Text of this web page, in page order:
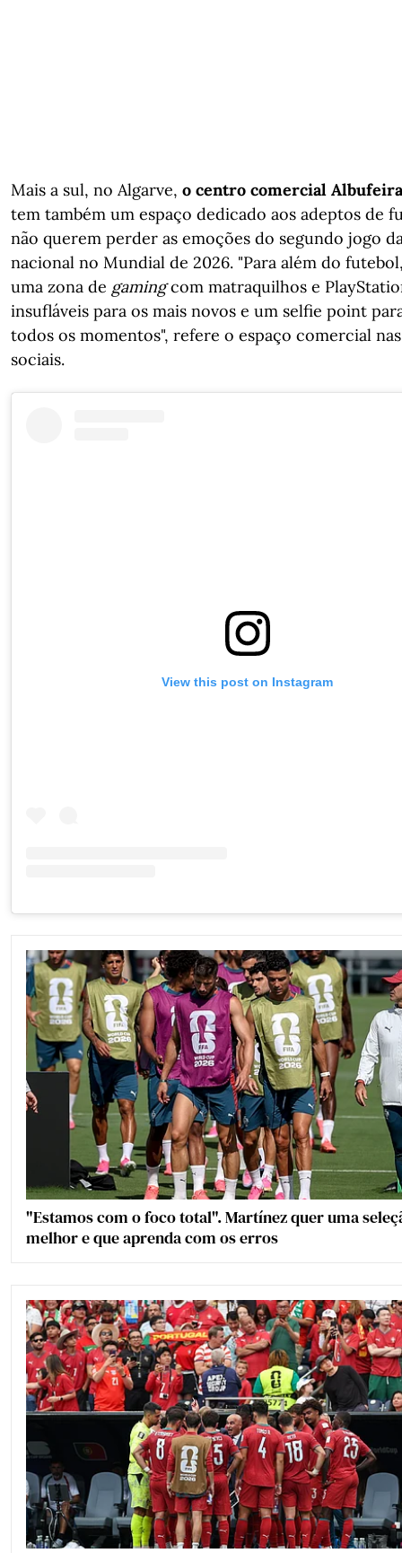
Mais a sul, no Algarve, o centro comercial
tem também um espaço dedicado aos adeptos de
não querem perder as emoções do segundo jogo
nacional no Mundial de 2026. "Para além do
uma zona de gamingcom matraquilhos e
insufláveis para os mais novos e um selfie point
todos os momentos", refere o espaço comercial
sociais.
View this post on Instagram
"Estamos com o foco total". Martínez quer uma
melhor e que aprenda com os erros